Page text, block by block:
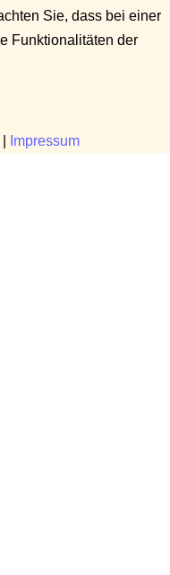
Sie, dass bei einer
Funktionalitäten der
Impressum